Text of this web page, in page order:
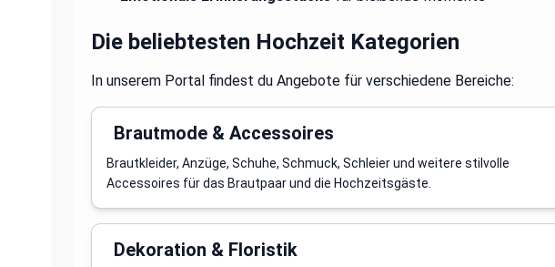
Die beliebtesten Hochzeit Kategorien
In unserem Portal findest du Angebote für verschiedene Bereiche:
Brautmode & Accessoires
Brautkleider, Anzüge, Schuhe, Schmuck, Schleier und weitere stilvolle
Accessoires für das Brautpaar und die Hochzeitsgäste.
Dekoration & Floristik